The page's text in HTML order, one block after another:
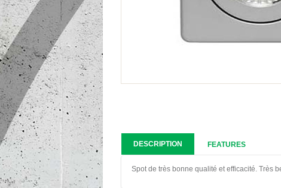
DESCRIPTION FEATURES
Spot de très bonne qualité et efficacité. Très